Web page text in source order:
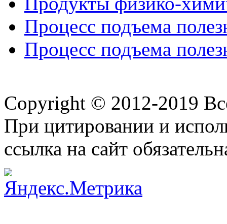
Процесс подъема
Процесс подъема
Copyright © 2012-2019
При цитировании и
ссылка на сайт